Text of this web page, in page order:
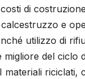
di
e
utilizzo di
migliore del ciclo
materiali riciclati,